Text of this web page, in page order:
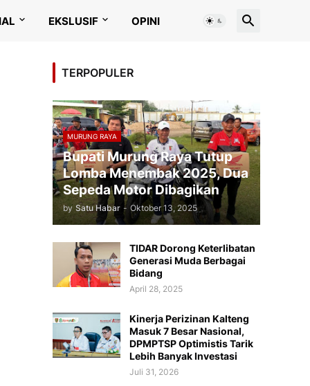
EKSLUSIF OPINI
TERPOPULER
MURUNG RAYA
Bupati Murung Raya Tutup
Lomba Menembak 2025, Dua
Sepeda Motor Dibagikan
by Satu Habar - Oktober 13, 2025
TIDAR Dorong Keterlibatan
Generasi Muda Berbagai
Bidang
April 28, 2025
Kinerja Perizinan Kalteng
Masuk 7 Besar Nasional,
DPMPTSP Optimistis Tarik
Lebih Banyak Investasi
Juli 31, 2026